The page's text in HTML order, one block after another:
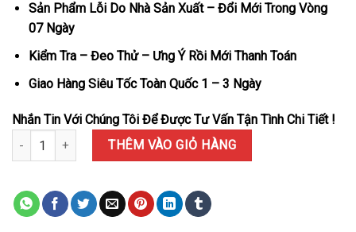
Sản Phẩm Lỗi Do Nhà Sản Xuất – Đổi Mới Trong Vòng
07 Ngày
Kiểm Tra – Đeo Thử – Ưng Ý Rồi Mới Thanh Toán
Giao Hàng Siêu Tốc Toàn Quốc 1 – 3 Ngày
Nhắn Tin Với Chúng Tôi Để Được Tư Vấn Tận Tình Chi Tiết !
Đồng Hồ Rolex Day-Date 128238-0132 Mặt Số Vàng Champagne
THÊM VÀO GIỎ HÀNG